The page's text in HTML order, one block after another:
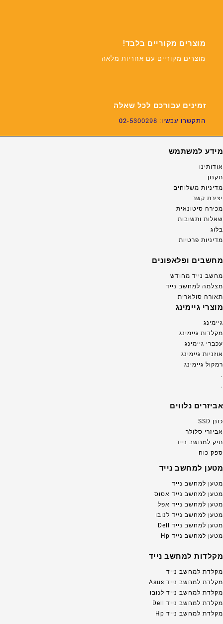
מוצרים מקוריים בלבד!
מוצרים מקוריים עם אחריות מלאה
זמינים עבורכם לכל שאלה
התקשרו עכשיו: 02-5300298
מידע למשתמש
אודותינו
תקנון
מדיניות משלוחים
יצירת קשר
מכירה סיטונאית
שאלות ותשובות
בלוג
מדיניות פרטיות
מחשבים ופלאפונים
מחשב נייד מחודש
מצלמה למחשב נייד
תאורה סולארית
מוצרי גיימינג
גיימינג
מקלדות גיימינג
עכברי גיימינג
אוזניות גיימינג
רמקול גיימינג
.
.
אביזרים נלווים
כונן SSD
אביזרי סלולר
תיק למחשב נייד
ספק כוח
מטען למחשב נייד
מטען למחשב נייד
מטען למחשב נייד אסוס
מטען למחשב נייד אפל
מטען למחשב נייד לנובו
מטען למחשב נייד Dell
מטען למחשב נייד Hp
מקלדות למחשב נייד
מקלדת למחשב נייד
מקלדת למחשב נייד Asus
מקלדת למחשב נייד לנובו
מקלדת למחשב נייד Dell
מקלדת למחשב נייד Hp